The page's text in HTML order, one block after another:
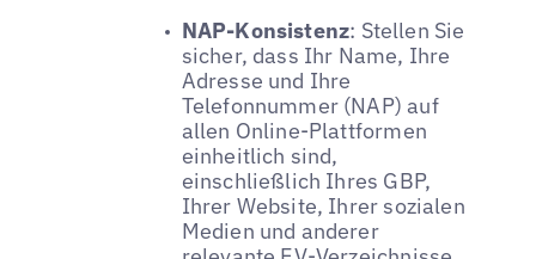
NAP-Konsistenz: Stellen Sie
sicher, dass Ihr Name, Ihre
Adresse und Ihre
Telefonnummer (NAP) auf
allen Online-Plattformen
einheitlich sind,
einschließlich Ihres GBP,
Ihrer Website, Ihrer sozialen
Medien und anderer